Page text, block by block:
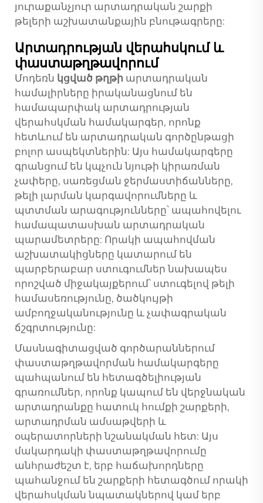
յուրաքանչյուր արտադրական շարքի
թելերի աշխատանքային բնութագրերը:
Արտադրության վերահսկում և
փաստաթղթավորում
Մոդեռն կցված թղթի արտադրական
համալիրները իրականացնում են
համապարփակ արտադրության
վերահսկման համակարգեր, որոնք
հետևում են արտադրական գործընթացի
բոլոր ասպեկտներին: Այս համակարգերը
գրանցում են կպչուն նյութի կիրառման
չափերը, սառեցման ջերմաստիճանները,
թելի լարման կարգավորումները և
պտտման արագությունները՝ ապահովելու
համապատասխան արտադրական
պարամետրերը: Որակի ապահովման
աշխատակիցները կատարում են
պարբերաբար ստուգումներ նախապես
որոշված միջակայքերում՝ ստուգելով թելի
համասեռությունը, ծածկույթի
ամբողջականությունը և չափագրական
ճշգրտությունը:
Մասնագիտացված գործարաններում
փաստաթղթավորման համակարգերը
պահպանում են հետագծելիության
գրառումներ, որոնք կապում են վերջնական
արտադրանքը հատուկ հումքի շարքերի,
արտադրման ամսաթվերի և
օպերատորների նշանակման հետ: Այս
մակարդակի փաստաթղթավորումը
անհրաժեշտ է, երբ հաճախորդները
պահանջում են շարքերի հետագծում որակի
վերահսկման նպատակներով կամ երբ